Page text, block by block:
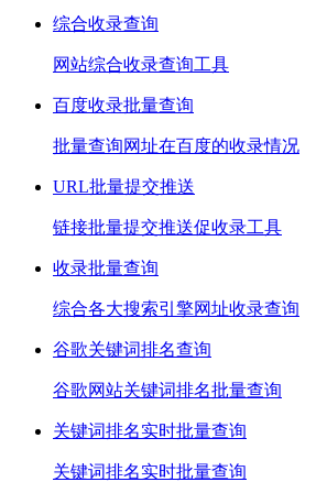
综合收录查询
网站综合收录查询工具
百度收录批量查询
批量查询网址在百度的收录情况
URL批量提交推送
链接批量提交推送促收录工具
收录批量查询
综合各大搜索引擎网址收录查询
谷歌关键词排名查询
谷歌网站关键词排名批量查询
关键词排名实时批量查询
关键词排名实时批量查询